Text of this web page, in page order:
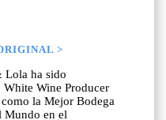
>
Lola ha sido
White Wine Producer
la Mejor Bodega
Mundo en el